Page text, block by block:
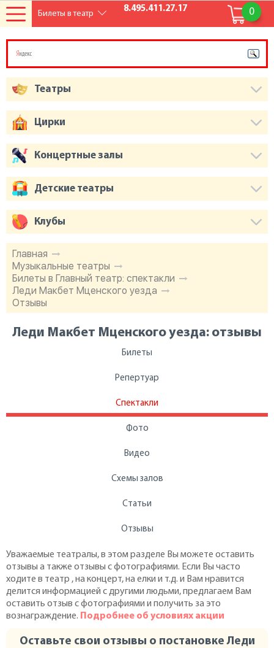
0
8.495.411.27.17
Главная
Музыкальные театры
Билеты в Главный театр: спектакли
Леди Макбет Мценского уезда
Отзывы
Леди Макбет Мценского уезда: отзывы
Билеты
Репертуар
Спектакли
Фото
Видео
Схемы залов
Статьи
Отзывы
Уважаемые театралы, в этом разделе Вы можете оставить
отзывы а также отзывы с фотографиями. Если Вы часто
ходите в театр , на концерт, на елки и т.д. и Вам нравится
делится информацией с другими людьми, предлагаем Вам
оставить отзыв с фотографиями и получить за это
вознаграждение. Подробнее об условиях акции
Оставьте свои отзывы о постановке Леди
Театры
Цирки
Концертные залы
Детские театры
Клубы
Билеты в театр